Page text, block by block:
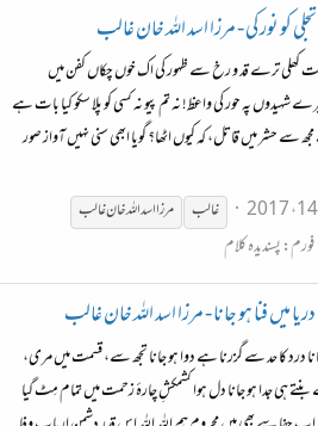
کو نور کی - مرزا اسد اللہ خان غالب
کھلی ترے قد و رخ سے ظہور کی اک خوں چکاں کفن میں
شہیدوں پہ حور کی واعظ! نہ تم پیو نہ کسی کو پلا سکو کیا بات ہے
حشر میں قاتل، کہ کیوں اٹھا؟ گویا ابھی سنی نہیں آواز صور
غالب مرزااسد اللہ خانغالب
فورم:پسندیدہ کلام
میں فنا ہو جانا - مرزا اسد اللہ خان غالب
درد کا حد سے گزرنا ہے دوا ہو جانا تجھ سے، قسمت میں مری،
ہی جدا ہو جانا دل ہوا کشمکشِ چارۂ زحمت میں تمام مِٹ گیا